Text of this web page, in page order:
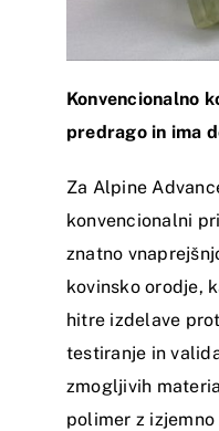
Konvencionalno
predrago in ima
Za Alpine
konvencionalni
znatno
kovinsko orodje,
hitre izdelave
testiranje in
zmogljivih
polimer z